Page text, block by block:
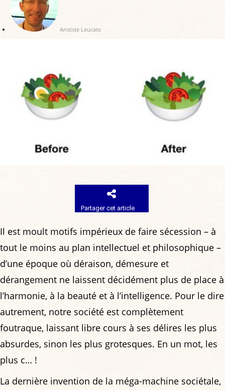
Aristide Leucate
Partager cet article
Il est moult motifs impérieux de faire sécession – à
tout le moins au plan intellectuel et philosophique –
d’une époque où déraison, démesure et
dérangement ne laissent décidément plus de place à
l’harmonie, à la beauté et à l’intelligence. Pour le dire
autrement, notre société est complètement
foutraque, laissant libre cours à ses délires les plus
absurdes, sinon les plus grotesques. En un mot, les
plus c… !
La dernière invention de la méga-machine sociétale,